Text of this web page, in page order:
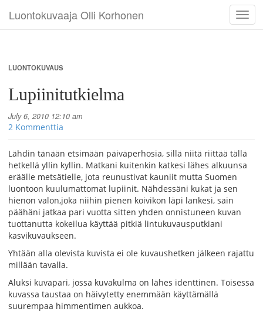
Luontokuvaaja Olli Korhonen
LUONTOKUVAUS
Lupiinitutkielma
July 6, 2010 12:10 am
2 Kommenttia
Lähdin tänään etsimään päiväperhosia, sillä niitä riittää tällä
hetkellä yllin kyllin. Matkani kuitenkin katkesi lähes alkuunsa
eräälle metsätielle, jota reunustivat kauniit mutta Suomen
luontoon kuulumattomat lupiinit. Nähdessäni kukat ja sen
hienon valon,joka niihin pienen koivikon läpi lankesi, sain
päähäni jatkaa pari vuotta sitten yhden onnistuneen kuvan
tuottanutta kokeilua käyttää pitkiä lintukuvausputkiani
kasvikuvaukseen.
Yhtään alla olevista kuvista ei ole kuvaushetken jälkeen rajattu
millään tavalla.
Aluksi kuvapari, jossa kuvakulma on lähes identtinen. Toisessa
kuvassa taustaa on häivytetty enemmään käyttämällä
suurempaa himmentimen aukkoa.